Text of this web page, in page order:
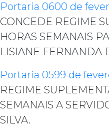
Portaria 0600 de
CONCEDE REGIME
HORAS SEMANAIS
LISIANE FERNANDA
Portaria 0599 de
REGIME
SEMANAIS A
SILVA.